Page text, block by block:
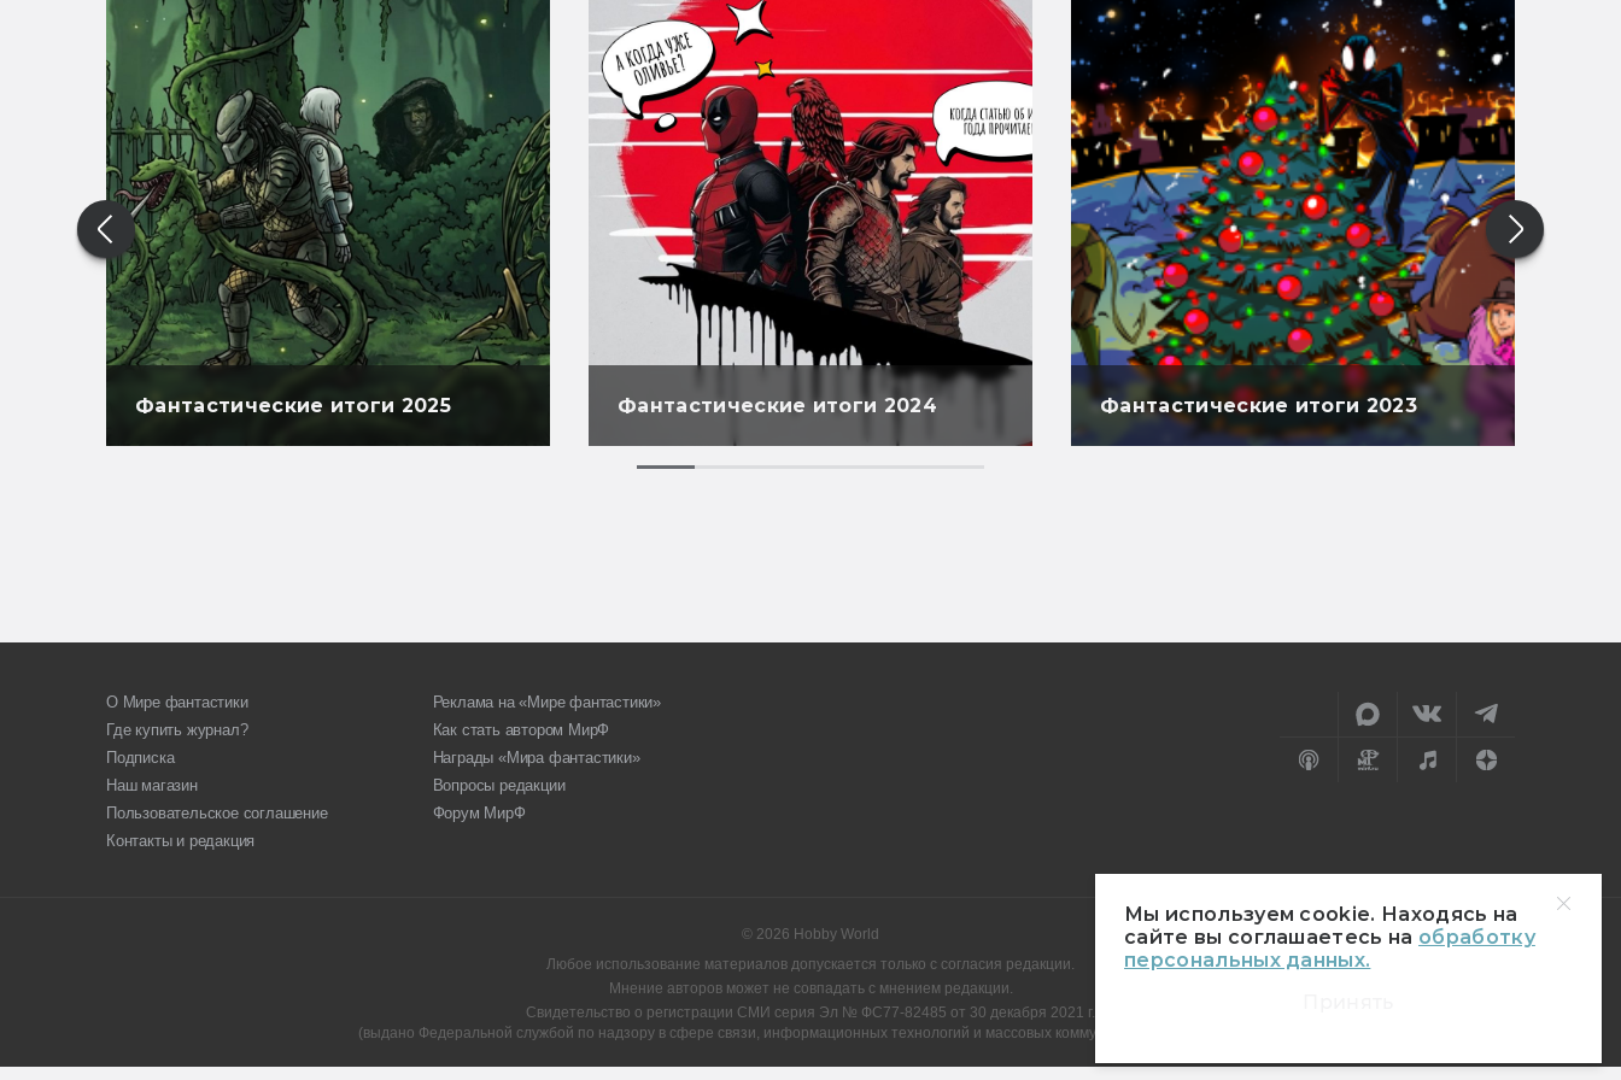
Мы используем cookie. Находясь на
сайте вы соглашаетесь на обработку
персональных данных.
Фантастические итоги 2025 Фантастические итоги 2024 Фантастические итоги 2023
О Мире фантастики
Где купить журнал?
Подписка
Наш магазин
Пользовательское соглашение
Контакты и редакция
Реклама на «Мире фантастики»
Как стать автором МирФ
Награды «Мира фантастики»
Вопросы редакции
Форум МирФ
© 2026 Hobby World
Любое использование материалов допускается только с согласия редакции.
Мнение авторов может не совпадать с мнением редакции.
Свидетельство о регистрации СМИ серия Эл № ФС77-82485 от 30 декабря 2021 г.
(выдано Федеральной службой по надзору в сфере связи, информационных технологий и массовых коммуникаций (Роскомнадзор)